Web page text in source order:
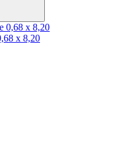
x 8,20